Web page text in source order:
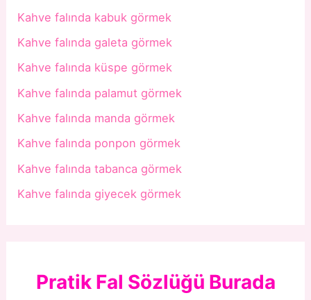
Kahve falında kabuk görmek
Kahve falında galeta görmek
Kahve falında küspe görmek
Kahve falında palamut görmek
Kahve falında manda görmek
Kahve falında ponpon görmek
Kahve falında tabanca görmek
Kahve falında giyecek görmek
Pratik Fal Sözlüğü Burada